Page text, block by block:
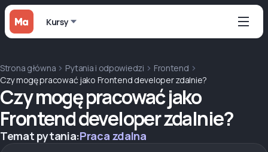
Kursy
Strona główna Pytania i odpowiedzi
Frontend
Czy mogę pracować jako Frontend developer zdalnie?
Czy mogę pracować jako
Frontend developer zdalnie?
Temat pytania:Praca zdalna